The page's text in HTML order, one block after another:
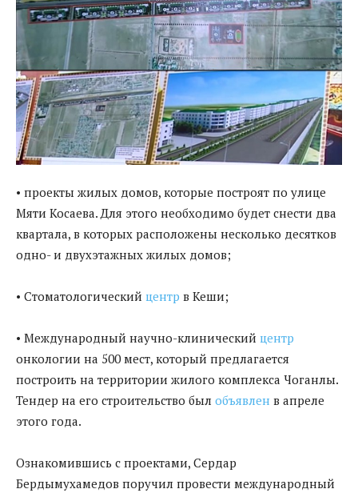
• проекты жилых домов, которые построят по улице
Мяти Косаева. Для этого необходимо будет снести два
квартала, в которых расположены несколько десятков
одно- и двухэтажных жилых домов;
• Стоматологический центр в Кеши;
• Международный научно-клинический центр
онкологии на 500 мест, который предлагается
построить на территории жилого комплекса Чоганлы.
Тендер на его строительство был объявлен в апреле
этого года.
Ознакомившись с проектами, Сердар
Бердымухамедов поручил провести международный